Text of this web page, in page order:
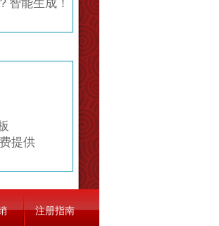
智能生成！
提供
注册指南